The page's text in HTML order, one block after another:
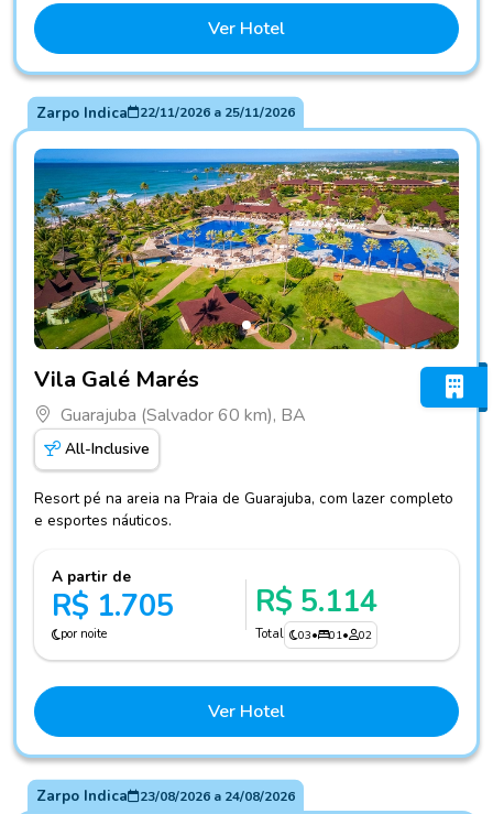
Ver Hotel
Zarpo Indica 22/11/2026a 25/11/2026
Vila Galé Marés
Guarajuba (Salvador 60 km), BA
All-Inclusive
Resort pé na areia na Praia de Guarajuba, com lazer completo
e esportes náuticos.
A partir de
R$ 1.705
por noite
R$ 5.114
Total 03• 01• 02
Ver Hotel
Zarpo Indica 23/08/2026a 24/08/2026